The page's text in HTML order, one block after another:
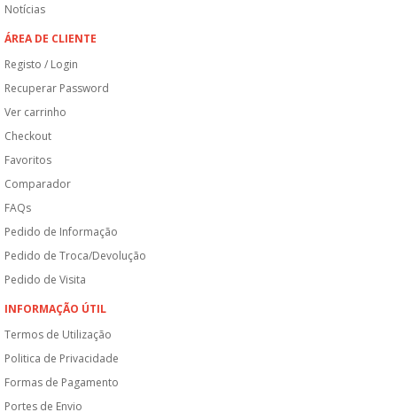
Notícias
ÁREA DE CLIENTE
Registo / Login
Recuperar Password
Ver carrinho
Checkout
Favoritos
Comparador
FAQs
Pedido de Informação
Pedido de Troca/Devolução
Pedido de Visita
INFORMAÇÃO ÚTIL
Termos de Utilização
Politica de Privacidade
Formas de Pagamento
Portes de Envio